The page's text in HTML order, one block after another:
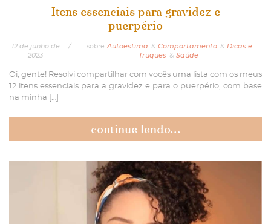
Itens essenciais para gravidez e
puerpério
12 de junho de
2023
/ sobre Autoestima & Comportamento & Dicas e
Truques
& Saúde
Oi, gente! Resolvi compartilhar com vocês uma lista com os meus
12 itens essenciais para a gravidez e para o puerpério, com base
na minha […]
continue lendo...